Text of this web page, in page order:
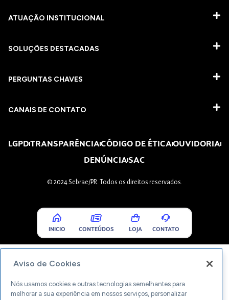
ATUAÇÃO INSTITUCIONAL
SOLUÇÕES DESTACADAS
PERGUNTAS CHAVES​
CANAIS DE CONTATO
LGPDTRANSPARÊNCIACÓDIGO DE ÉTICAOUVIDORIA
DENÚNCIASAC
© 2024 Sebrae/PR. Todos os direitos reservados.
INICIO CONTEÚDOS LOJA CONTATO
Aviso de Cookies
Nós usamos cookies e outras tecnologias semelhantes para
melhorar a sua experiência em nossos serviços, personalizar